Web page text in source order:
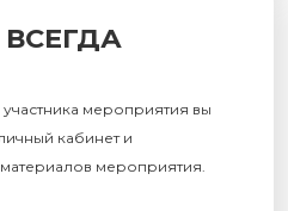
мероприятия вы
кабинет и
мероприятия.